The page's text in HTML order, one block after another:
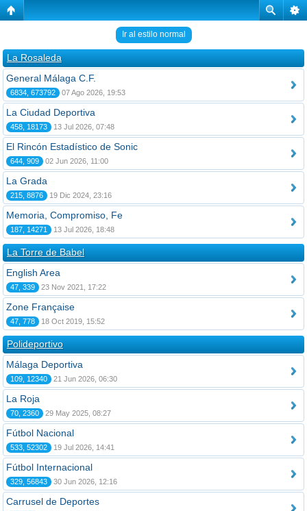
Ir al estilo normal
La Rosaleda
General Málaga C.F.
6834, 673792 07 Ago 2026, 19:53
La Ciudad Deportiva
458, 18173 13 Jul 2026, 07:48
El Rincón Estadístico de Sonic
644, 909 02 Jun 2026, 11:00
La Grada
215, 8876 19 Dic 2024, 23:16
Memoria, Compromiso, Fe
187, 14271 13 Jul 2026, 18:48
La Torre de Babel
English Area
47, 339 23 Nov 2021, 17:22
Zone Française
47, 778 18 Oct 2019, 15:52
Polideportivo
Málaga Deportiva
109, 12340 21 Jun 2026, 06:30
La Roja
70, 2360 29 May 2025, 08:27
Fútbol Nacional
533, 52302 19 Jul 2026, 14:41
Fútbol Internacional
329, 56843 30 Jun 2026, 12:16
Carrusel de Deportes